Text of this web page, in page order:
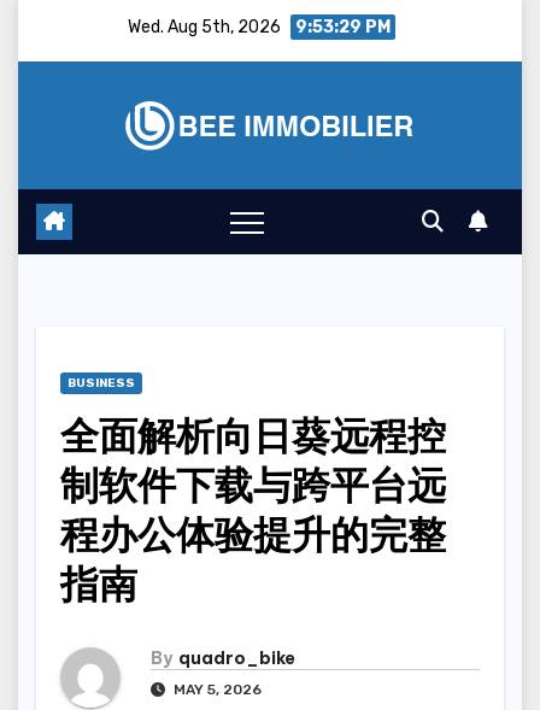
Wed. Aug 5th, 2026 9:53:30 PM
BUSINESS
全面解析向日葵远程控
制软件下载与跨平台远
程办公体验提升的完整
指南
By quadro_bike
MAY 5, 2026